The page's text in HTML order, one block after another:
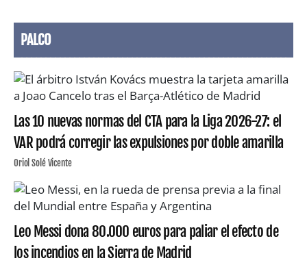
PALCO
Las 10 nuevas normas del CTA para la Liga 2026-27: el
VAR podrá corregir las expulsiones por doble amarilla
Oriol Solé Vicente
Leo Messi dona 80.000 euros para paliar el efecto de
los incendios en la Sierra de Madrid